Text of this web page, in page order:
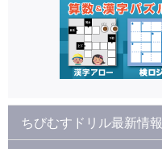
ちびむすドリル最新情報